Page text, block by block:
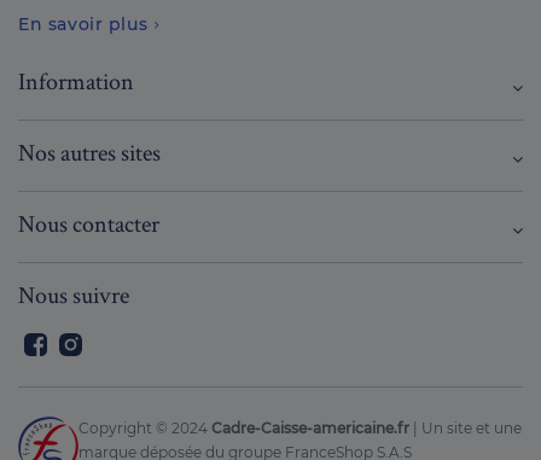
En savoir plus
Information
Nos autres sites
Nous contacter
Nous suivre
Facebook
Copyright © 2024 Cadre-Caisse-americaine.fr
| Un site et une
marque déposée du groupe FranceShop S.A.S